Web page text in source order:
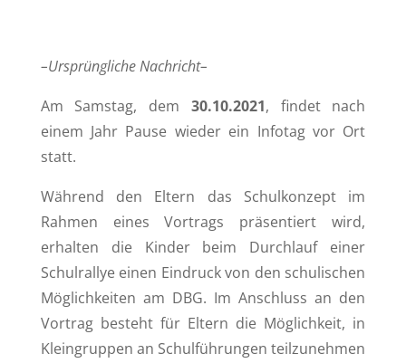
–Ursprüngliche Nachricht–
Am Samstag, dem 30.10.2021, findet nach
einem Jahr Pause wieder ein Infotag vor Ort
statt.
Während den Eltern das Schulkonzept im
Rahmen eines Vortrags präsentiert wird,
erhalten die Kinder beim Durchlauf einer
Schulrallye einen Eindruck von den schulischen
Möglichkeiten am DBG. Im Anschluss an den
Vortrag besteht für Eltern die Möglichkeit, in
Kleingruppen an Schulführungen teilzunehmen